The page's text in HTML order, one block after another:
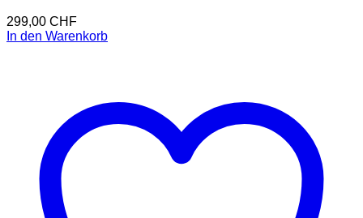
299,00 CHF
In den Warenkorb